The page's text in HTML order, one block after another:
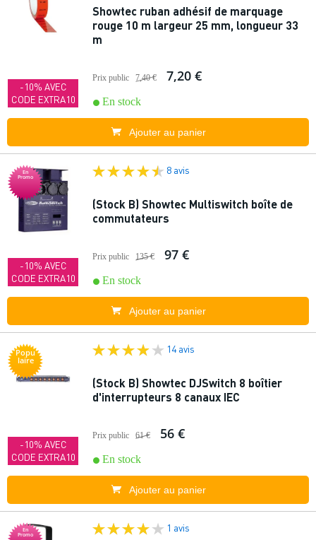
-10% AVEC
CODE EXTRA10
Showtec ruban adhésif de marquage
rouge 10 m largeur 25 mm, longueur 33
m
Prix public 7,40 € 7,20 €
En stock
Ajouter au panier
En
Promo
-10% AVEC
CODE EXTRA10
8 avis
(Stock B) Showtec Multiswitch boîte de
commutateurs
Prix public 135 € 97 €
En stock
Ajouter au panier
Popu
laire
-10% AVEC
CODE EXTRA10
14 avis
(Stock B) Showtec DJSwitch 8 boîtier
d'interrupteurs 8 canaux IEC
Prix public 61 € 56 €
En stock
Ajouter au panier
En
Promo
1 avis